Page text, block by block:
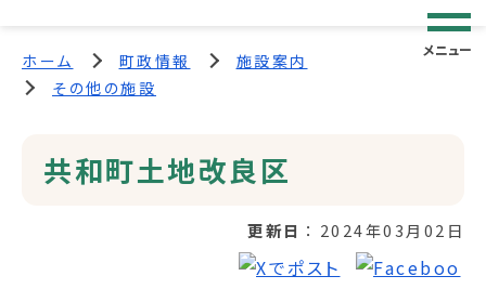
メニュー
ホーム 町政情報
施設案内
その他の施設
共和町土地改良区
更新日 2024年03月02日